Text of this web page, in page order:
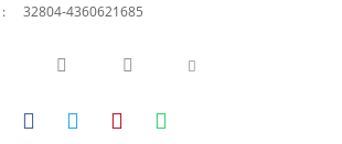
32804-4360621685